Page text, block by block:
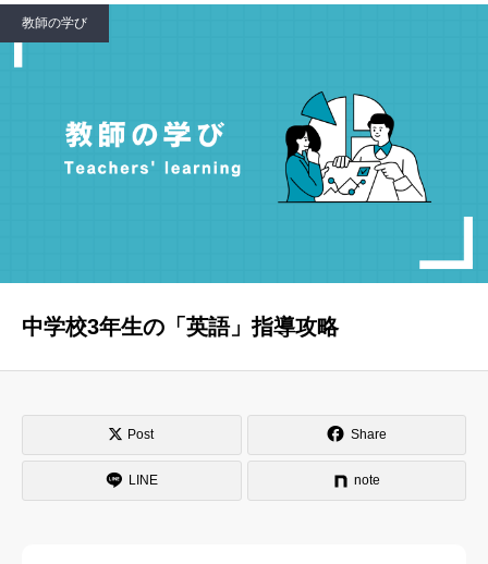
教師の学び
中学校3年生の「英語」指導攻略
Post Share
LINE note
マナビ・学習攻略
お役立ちリンク集
テラゴヤ週報
お知らせ